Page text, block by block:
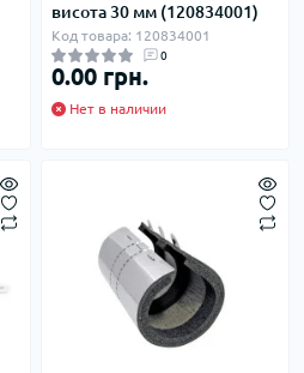
висота 30 мм (120834001)
Код товара: 120834001
0
0.00 грн.
Нет в наличии